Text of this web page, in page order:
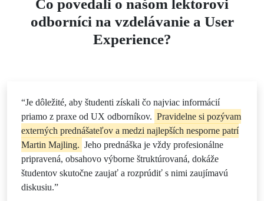
Čo povedali o našom lektorovi
odborníci na vzdelávanie a User
Experience?
“Je dôležité, aby študenti získali čo najviac informácií
priamo z praxe od UX odborníkov. Pravidelne si pozývam
externých prednášateľov a medzi najlepších nesporne patrí
Martin Majling. Jeho prednáška je vždy profesionálne
pripravená, obsahovo výborne štruktúrovaná, dokáže
študentov skutočne zaujať a rozprúdiť s nimi zaujímavú
diskusiu.”